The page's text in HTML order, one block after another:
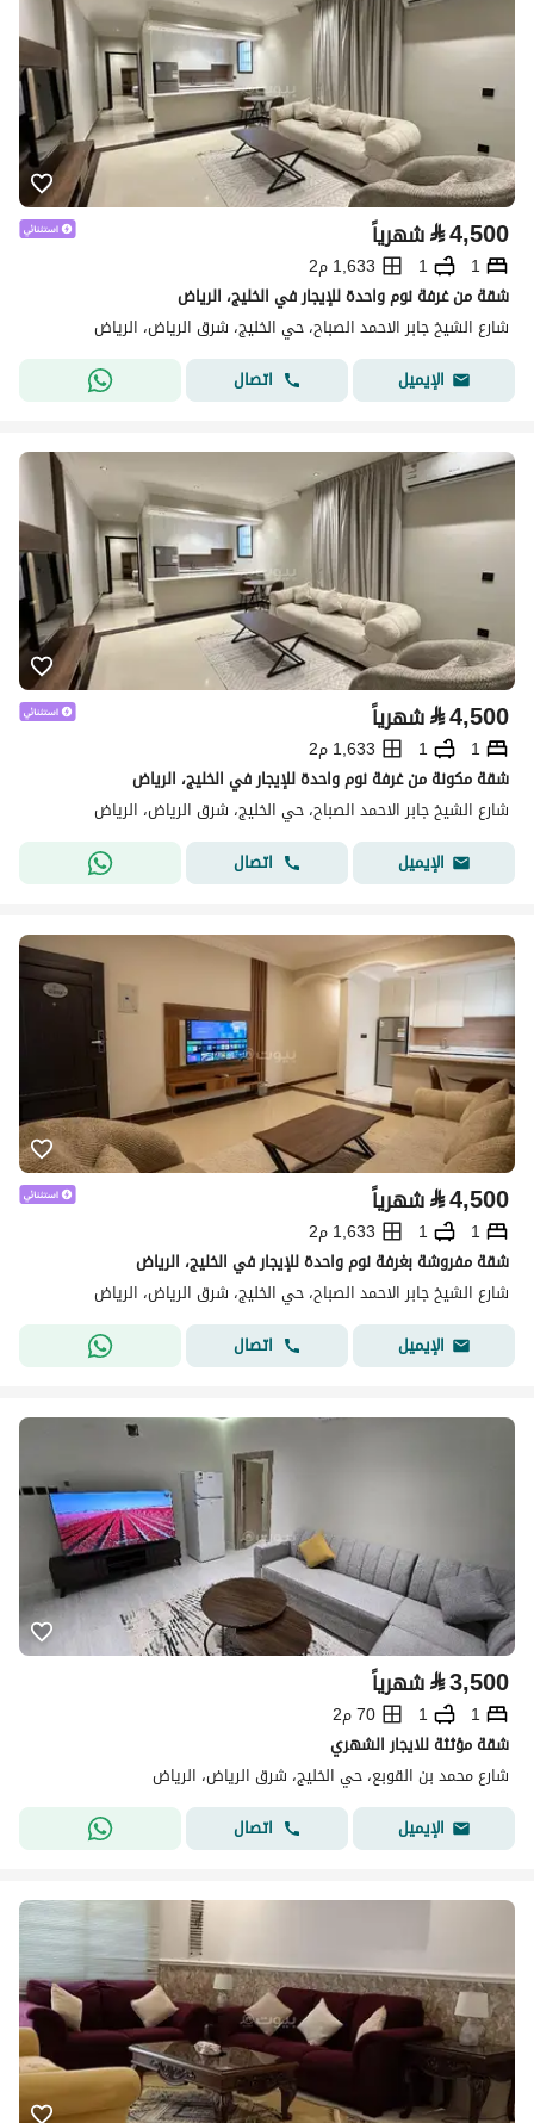
⃁4,500 شهرياً
1
1
1,633 م2
شقة من غرفة نوم واحدة للإيجار في الخليج، الرياض
شارع الشيخ جابر الاحمد الصباح، حي الخليج، شرق الرياض، الرياض
الإيميل
اتصال
⃁4,500 شهرياً
1
1
1,633 م2
شقة مكونة من غرفة نوم واحدة للإيجار في الخليج، الرياض
شارع الشيخ جابر الاحمد الصباح، حي الخليج، شرق الرياض، الرياض
الإيميل
اتصال
⃁4,500 شهرياً
1
1
1,633 م2
شقة مفروشة بغرفة نوم واحدة للإيجار في الخليج، الرياض
شارع الشيخ جابر الاحمد الصباح، حي الخليج، شرق الرياض، الرياض
الإيميل
اتصال
⃁3,500 شهرياً
1
1
70 م2
شقة مؤثثة للايجار الشهري
شارع محمد بن القوبع، حي الخليج، شرق الرياض، الرياض
الإيميل
اتصال